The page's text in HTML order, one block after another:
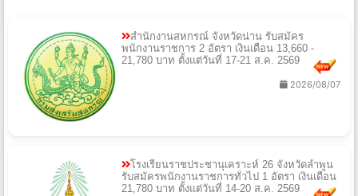
สำนักงานสหกรณ์ จังหวัดน่าน รับสมัคร
พนักงานราชการ 2 อัตรา เงินเดือน 13,660 -
21,780 บาท ตั้งแต่วันที่ 17-21 ส.ค. 2569
2026/08/07
โรงเรียนราชประชานุเคราะห์ 26 จังหวัดลำพูน
รับสมัครพนักงานราชการทั่วไป 1 อัตรา เงินเดือน
21,780 บาท ตั้งแต่วันที่ 14-20 ส.ค. 2569